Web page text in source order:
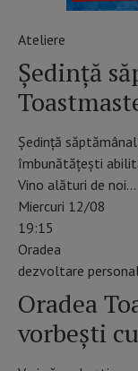
Ateliere
Ședință
Ședință
îmbunătățești
Vino alături de noi…
Miercuri 12/08
19:15
Oradea
dezvoltare
Oradea
vorbești